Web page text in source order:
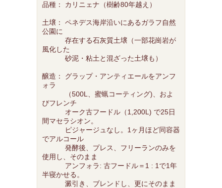
品種： カリニェナ（樹齢80年越え）
土壌： ペネデス海岸沿いにあるガラフ自然
公園に
存在する石灰質土壌（一部花崗岩が
風化した
砂泥・粘土と混ざった土壌も）
醸造： グラップ・アンティエールをアンフ
ォラ
（500L、蜜蝋コーティング)、およ
びフレンチ
オーク古フードル（1,200L) で25日
間マセラシオン。
ピジャージュなし。1ヶ月ほど同容器
でアルコール
発酵後、プレス、フリーランのみを
使用し、そのまま
アンフォラ: 古フードル＝1 : 1で1年
半寝かせる。
澱引き、ブレンドし、更にそのまま